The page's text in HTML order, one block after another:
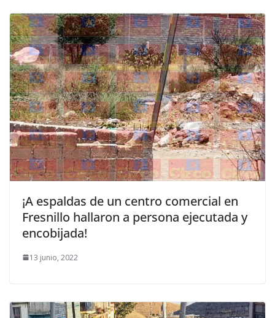
¡A espaldas de un centro comercial en
Fresnillo hallaron a persona ejecutada y
encobijada!
13 junio, 2022